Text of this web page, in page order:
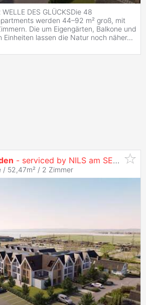
WELLE DES GLÜCKSDie 48
werden 44–92 m² groß, mit
Die um Eigengärten, Balkone und
Einheiten lassen die Natur noch näher...
- serviced by NILS am SEE (provisionsfrei)
/ 52,47m² / 2 Zimmer